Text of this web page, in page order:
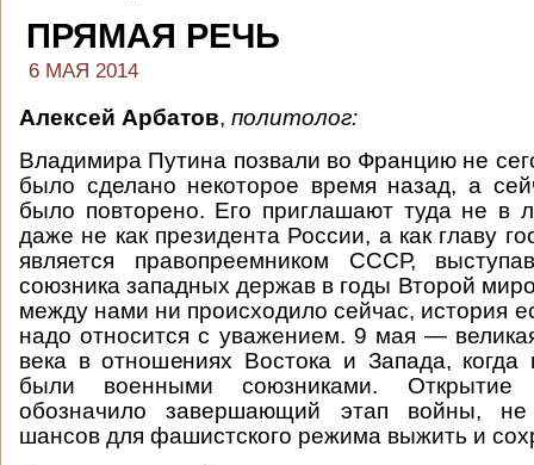
ПРЯМАЯ РЕЧЬ
6 МАЯ 2014
Алексей Арбатов, политолог:
Владимира Путина позвали во Францию не
было сделано некоторое время назад, а
было повторено. Его приглашают туда не в
даже не как президента России, а как главу
является правопреемником СССР,
союзника западных держав в годы Второй
между нами ни происходило сейчас, история
надо относится с уважением. 9 мая —
века в отношениях Востока и Запада, когда
были военными союзниками. Открытие
обозначило завершающий этап войны, не
шансов для фашистского режима выжить и